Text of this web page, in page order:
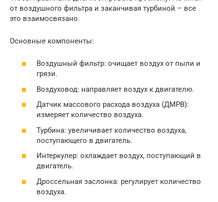
от воздушного фильтра и заканчивая турбиной – все
это взаимосвязано.
Основные компоненты:
Воздушный фильтр: очищает воздух от пыли и
грязи.
Воздуховод: направляет воздух к двигателю.
Датчик массового расхода воздуха (ДМРВ):
измеряет количество воздуха.
Турбина: увеличивает количество воздуха,
поступающего в двигатель.
Интеркулер: охлаждает воздух, поступающий в
двигатель.
Дроссельная заслонка: регулирует количество
воздуха.